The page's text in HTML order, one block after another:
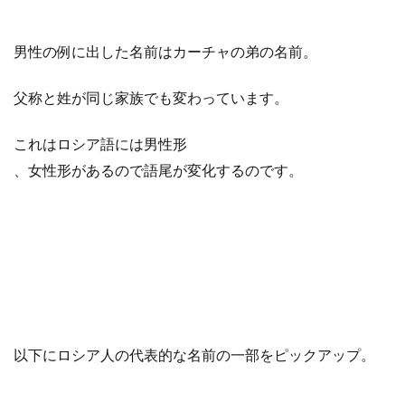
男性の例に出した名前はカーチャの弟の名前。
父称と姓が同じ家族でも変わっています。
これは ロシア語には男性形
女性形があるので語尾が変化するのです。
以下に ロシア人 の代表的な名前の一部を ピックアップ。